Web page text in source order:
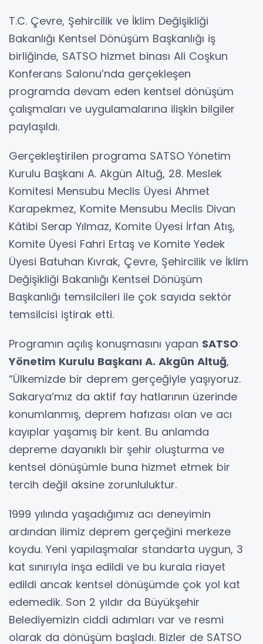
T.C. Çevre, Şehircilik ve İklim Değişikliği
Bakanlığı Kentsel Dönüşüm Başkanlığı iş
birliğinde, SATSO hizmet binası Ali Coşkun
Konferans Salonu’nda gerçekleşen
programda devam eden kentsel dönüşüm
çalışmaları ve uygulamalarına ilişkin bilgiler
paylaşıldı.
Gerçekleştirilen programa SATSO Yönetim
Kurulu Başkanı A. Akgün Altuğ, 28. Meslek
Komitesi Mensubu Meclis Üyesi Ahmet
Karapekmez, Komite Mensubu Meclis Divan
Kâtibi Serap Yılmaz, Komite Üyesi İrfan Atış,
Komite Üyesi Fahri Ertaş ve Komite Yedek
Üyesi Batuhan Kıvrak, Çevre, Şehircilik ve İklim
Değişikliği Bakanlığı Kentsel Dönüşüm
Başkanlığı temsilcileri ile çok sayıda sektör
temsilcisi iştirak etti.
Programın açılış konuşmasını yapan SATSO
Yönetim Kurulu Başkanı A. Akgün Altuğ,
“Ülkemizde bir deprem gerçeğiyle yaşıyoruz.
Sakarya’mız da aktif fay hatlarının üzerinde
konumlanmış, deprem hafızası olan ve acı
kayıplar yaşamış bir kent. Bu anlamda
depreme dayanıklı bir şehir oluşturma ve
kentsel dönüşümle buna hizmet etmek bir
tercih değil aksine zorunluluktur.
1999 yılında yaşadığımız acı deneyimin
ardından ilimiz deprem gerçeğini merkeze
koydu. Yeni yapılaşmalar standarta uygun, 3
kat sınırıyla inşa edildi ve bu kurala riayet
edildi ancak kentsel dönüşümde çok yol kat
edemedik. Son 2 yıldır da Büyükşehir
Belediyemizin ciddi adımları var ve resmi
olarak da dönüşüm başladı. Bizler de SATSO